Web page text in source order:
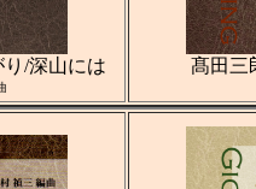
/深山には 髙田三